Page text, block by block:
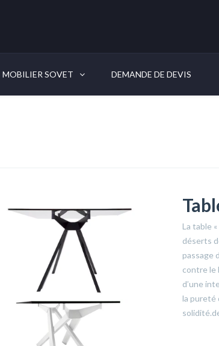
MOBILIER SOVET DEMANDE DE DEVIS
La table
déserts
passage
contre le
d’une
la pureté